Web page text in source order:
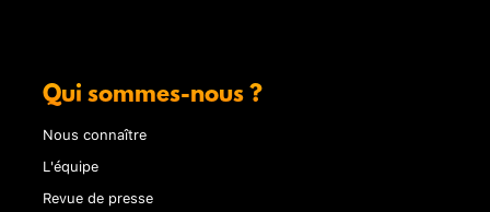
Qui sommes-nous ?
Nous connaître
L'équipe
Revue de presse